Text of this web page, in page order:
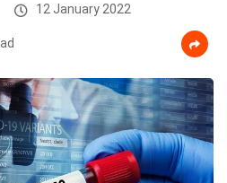
12 January 2022